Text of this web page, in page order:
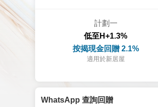
計劃一
低至H+1.3%
按揭現金回贈 2.1%
適用於新居屋
WhatsApp 查詢回贈